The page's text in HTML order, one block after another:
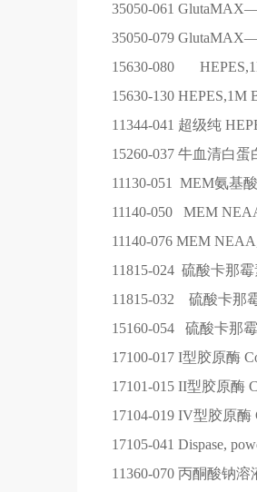
35050-061
35050-079
15630-080
15630-130 HEPES,1M
11344-041 超级纯
15260-037 牛血清白蛋
11130-051
MEM氨基
11140-050
MEM
11140-076 MEM
11815-024 硫酸卡那
11815-032
硫酸卡
15160-054
硫酸卡那
17100-017 I型胶原酶
17101-015 II型胶原酶
17104-019 IV型胶原酶
17105-041 Dispase,
11360-070 丙酮酸钠溶